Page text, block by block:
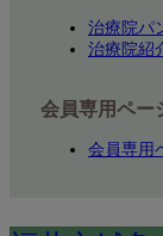
治療院パ
治療院紹
会員専用ペー
会員専用